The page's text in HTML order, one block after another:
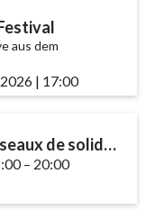
aus dem
| 17:00
Travail du sexe et réseaux de solidarité – le rôle des communautés et des ...
– 20:00